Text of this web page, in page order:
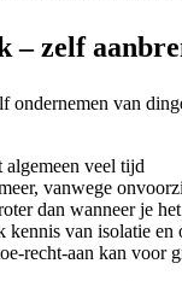
– zelf
ondernemen van
veel tijd
vanwege
dan wanneer je
kennis van isolatie en
recht-aan kan voor